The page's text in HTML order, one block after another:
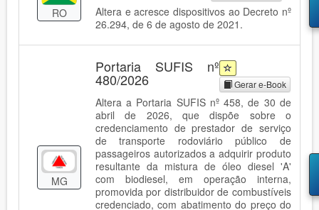
RO
Altera e acresce dispositivos ao Decreto nº
26.294, de 6 de agosto de 2021.
MG
Portaria SUFIS nº
480/2026 Gerar e-Book
Altera a Portaria SUFIS nº 458, de 30 de
abril de 2026, que dispõe sobre o
credenciamento de prestador de serviço
de transporte rodoviário público de
passageiros autorizados a adquirir produto
resultante da mistura de óleo diesel 'A'
com biodiesel, em operação interna,
promovida por distribuidor de combustíveis
credenciado, com abatimento do preço do